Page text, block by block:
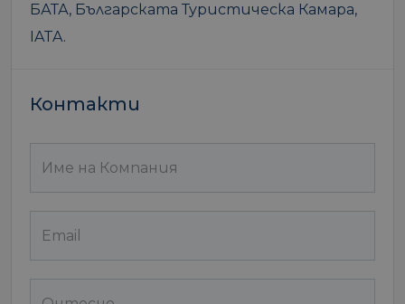
БАТА, Българската Туристическа Камара,
IATA.
Контакти